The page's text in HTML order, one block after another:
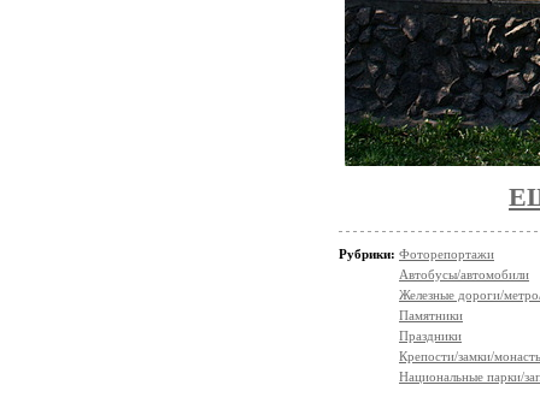
Рубрики: Фоторепортажи
Автобусы/автомобили
Железные дороги/
Памятники
Праздники
Крепости/замки/
Национальные парки/